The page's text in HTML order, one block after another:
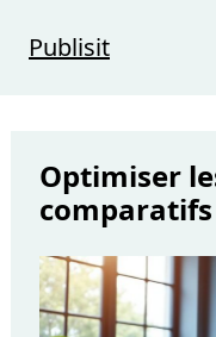
Publisit
Optimiser